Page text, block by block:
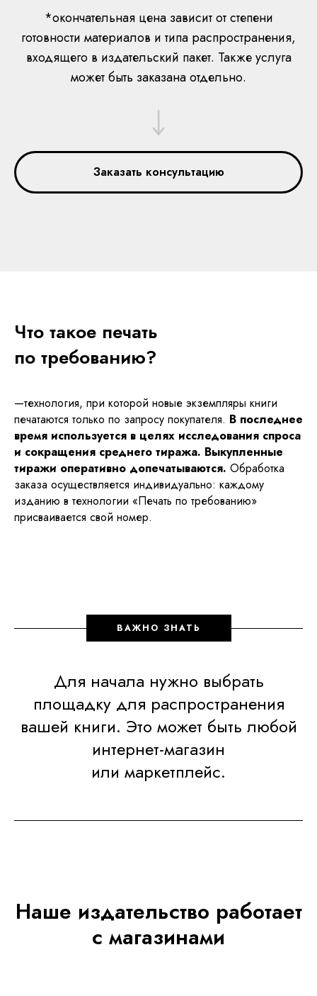
*окончательная цена зависит от степени
готовности материалов и типа распространения,
входящего в издательский пакет. Также услуга
может быть заказана отдельно.
Заказать консультацию
Что такое печать
по требованию?
—технология, при которой новые экземпляры книги
печатаются только по запросу покупателя. В последнее
время используется в целях исследования спроса
и сокращения среднего тиража. Выкупленные
тиражи оперативно допечатываются. Обработка
заказа осуществляется индивидуально: каждому
изданию в технологии «Печать по требованию»
присваивается свой номер.
ВАЖНО ЗНАТЬ
Для начала нужно выбрать
площадку для распространения
вашей книги. Это может быть любой
интернет-магазин
или маркетплейс.
Наше издательство работает
с магазинами